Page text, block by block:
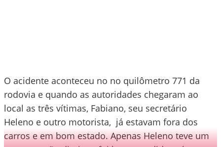
O acidente aconteceu no no quilômetro 771 da
rodovia e quando as autoridades chegaram ao
local as três vítimas, Fabiano, seu secretário
Heleno e outro motorista, já estavam fora dos
carros e em bom estado. Apenas Heleno teve um